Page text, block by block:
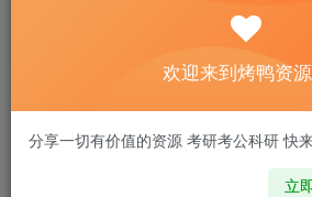
欢迎来到烤鸭资
分享一切有价值的资源 考研考公科研 快
立